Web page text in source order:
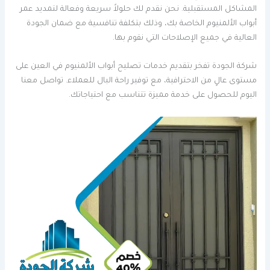
المشاكل المستقبلية. نحن نقدم لك حلولاً سريعة وفعالة لتمديد عمر
أبواب الألمنيوم الخاصة بك، وذلك بتكلفة تنافسية مع ضمان الجودة
العالية في جميع الإصلاحات التي نقوم بها.
شركة الجودة تفخر بتقديم خدمات تصليح أبواب الألمنيوم في العين على
مستوى عالٍ من الاحترافية، مع توفير راحة البال للعملاء. تواصل معنا
اليوم للحصول على خدمة مميزة تتناسب مع احتياجاتك.